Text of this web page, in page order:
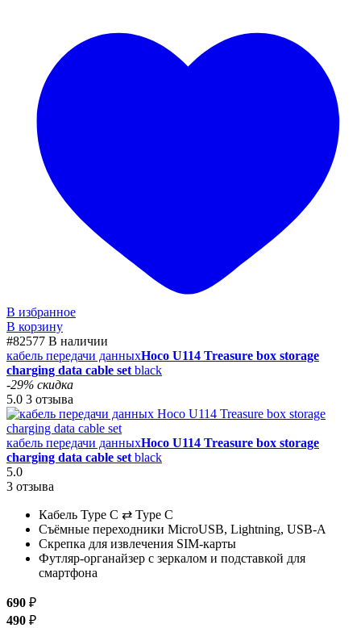
В избранное
В корзину
#82577 В наличии
кабель передачи данныхHoco U114 Treasure box storage
charging data cable set black
-29% скидка
5.0 3 отзыва
кабель передачи данныхHoco U114 Treasure box storage
charging data cable set black
5.0
3 отзыва
Кабель Type C ⇄ Type C
Съёмные переходники MicroUSB, Lightning, USB-A
Скрепка для извлечения SIM-карты
Футляр-органайзер с зеркалом и подставкой для
смартфона
690 ₽
490 ₽